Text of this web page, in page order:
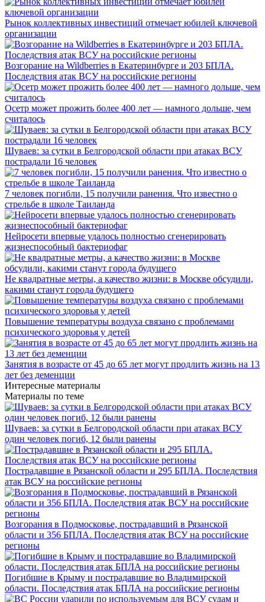
Рынок коллективных инвестиций отмечает юбилей ключевой
организации
Возгорание на Wildberries в Екатеринбурге и 203 БПЛА.
Последствия атак ВСУ на российские регионы
Осетр может прожить более 400 лет — намного дольше, чем
считалось
Шуваев: за сутки в Белгородской области при атаках ВСУ
пострадали 16 человек
7 человек погибли, 15 получили ранения. Что известно о
стрельбе в школе Таиланда
Нейросети впервые удалось полностью сгенерировать
жизнеспособный бактериофаг
Не квадратные метры, а качество жизни: в Москве обсудили,
какими станут города будущего
Повышение температуры воздуха связано с проблемами
психического здоровья у детей
Занятия в возрасте от 45 до 65 лет могут продлить жизнь на 13
лет без деменции
Интересные материалы
Материалы по теме
Шуваев: за сутки в Белгородской области при атаках ВСУ
один человек погиб, 12 были ранены
Пострадавшие в Рязанской области и 295 БПЛА. Последствия
атак ВСУ на российские регионы
Возгорания в Подмосковье, пострадавший в Рязанской
области и 356 БПЛА. Последствия атак ВСУ на российские
регионы
Погибшие в Крыму и пострадавшие во Владимирской
области. Последствия атак БПЛА на российские регионы